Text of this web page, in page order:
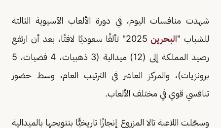
شهدت منافسات اليوم، في دورة الألعاب الآسيوية الثالثة
للشباب "البحرين
2025" تألقًا سعوديًا لافتًا، بعد أن ارتفع
رصيد المملكة إلى (12) ميدالية (3 ذهبيات، 4 فضيات، 5
برونزيات)، والمركز العاشر في الترتيب العام، وسط حضور
تنافسي قوي في مختلف الألعاب.
وسجّلت اللاعبة تالا المزروع إنجازًا تاريخيًّا بتتويجها بالميدالية